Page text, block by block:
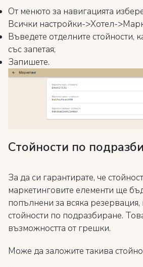
От менюто за навигацията
Всички настройки->Хотел-
Въведете отделните стойности,
със запетая;
Запишете.
Стойности по
За да си гарантирате, че
маркетинговите елементи ще
попълнени за всяка
стойности по подразбиране.
възможността от грешки.
Може да заложите такива